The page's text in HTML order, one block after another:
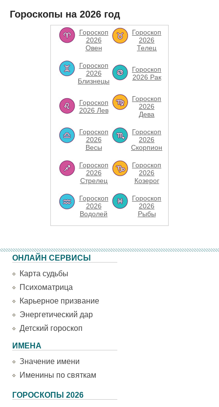
Гороскопы на 2026 год
Гороскоп
2026
Овен
Гороскоп
2026
Телец
Гороскоп
2026
Близнецы
Гороскоп
2026 Рак
Гороскоп
2026 Лев
Гороскоп
2026
Дева
Гороскоп
2026
Весы
Гороскоп
2026
Скорпион
Гороскоп
2026
Стрелец
Гороскоп
2026
Козерог
Гороскоп
2026
Водолей
Гороскоп
2026
Рыбы
ОНЛАЙН СЕРВИСЫ
Карта судьбы
Психоматрица
Карьерное призвание
Энергетический дар
Детский гороскоп
ИМЕНА
Значение имени
Именины по святкам
ГОРОСКОПЫ 2026